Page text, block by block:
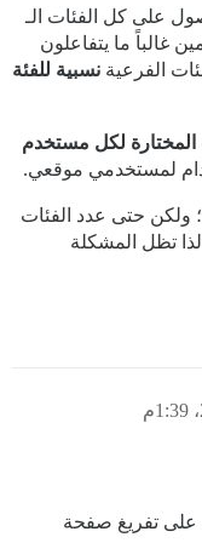
على كل الفئات الـ
غالباً ما يتفاعلون
الفرعية نسبية للفئة
المختارة لكل مستخدم
لمستخدمي موقعي.
ولكن حتى عدد الفئات
تظل المشكلة
على تفريغ صفحة